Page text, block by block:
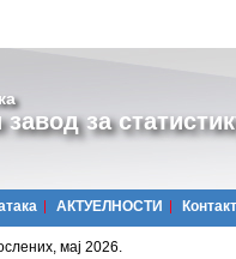
за
АКТУЕЛНОСТИ Контакт
мај 2026.